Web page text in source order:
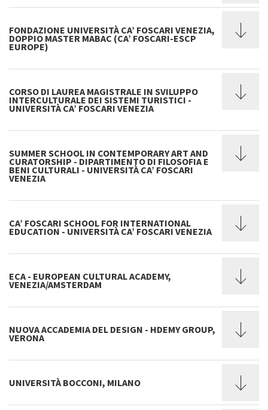
FONDAZIONE UNIVERSITÀ CA’ FOSCARI VENEZIA,
DOPPIO MASTER MABAC (CA’ FOSCARI-ESCP
EUROPE)
CORSO DI LAUREA MAGISTRALE IN SVILUPPO
INTERCULTURALE DEI SISTEMI TURISTICI -
UNIVERSITÀ CA’ FOSCARI VENEZIA
SUMMER SCHOOL IN CONTEMPORARY ART AND
CURATORSHIP - DIPARTIMENTO DI FILOSOFIA E
BENI CULTURALI - UNIVERSITÀ CA’ FOSCARI
VENEZIA
CA’ FOSCARI SCHOOL FOR INTERNATIONAL
EDUCATION - UNIVERSITÀ CA’ FOSCARI VENEZIA
ECA - EUROPEAN CULTURAL ACADEMY,
VENEZIA/AMSTERDAM
NUOVA ACCADEMIA DEL DESIGN - HDEMY GROUP,
VERONA
UNIVERSITÀ BOCCONI, MILANO